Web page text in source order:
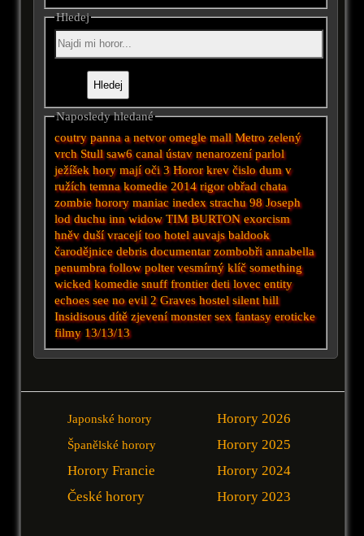
Hledej
Naposledy hledané
coutry panna a netvor omegle mall Metro zelený
vrch Stull saw6 canal ústav nenarození parlol
ježíšek hory mají oči 3 Horor krev čislo dum v
ružích temna komedie 2014 rigor obřad chata
zombie horory maniac inedex strachu 98 Joseph
lod duchu inn widow TIM BURTON exorcism
hněv duší vracejí too hotel auvajs baldook
čarodějnice debris documentar zombobři annabella
penumbra follow polter vesmírný klíč something
wicked komedie snuff frontier deti lovec entity
echoes see no evil 2 Graves hostel silent hill
Insidisous dítě zjevení monster sex fantasy eroticke
filmy 13/13/13
Japonské horory
Španělské horory
Horory Francie
České horory
Horory 2026
Horory 2025
Horory 2024
Horory 2023